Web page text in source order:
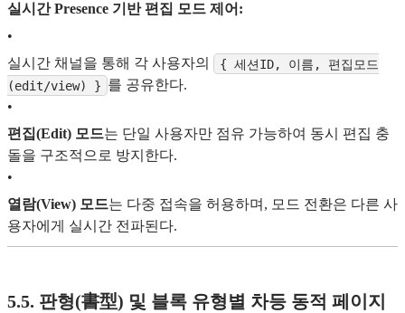
실시간 Presence 기반 편집 모드 제어:
•
실시간 채널을 통해 각 사용자의
{ 세션ID, 이름, 편집모드
(edit/view) } 를 공유한다.
•
편집(Edit) 모드는 단일 사용자만 점유 가능하여 동시 편집 충
돌을 구조적으로 방지한다.
•
열람(View) 모드는 다중 접속을 허용하며, 모드 전환은 다른 사
용자에게 실시간 전파된다.
5.5. 판형(書型) 및 블록 유형별 차등 동적 페이지